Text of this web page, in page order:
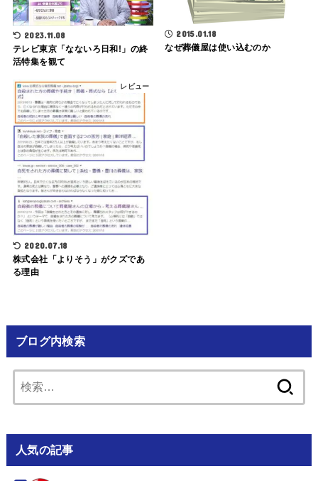
2023.11.08
テレビ東京「なないろ日和!」の終
活特集を観て
2015.01.18
なぜ葬儀屋は使い込むのか
レビュー
2020.07.18
株式会社「よりそう」がクズであ
る理由
ブログ内検索
索:
人気の記事